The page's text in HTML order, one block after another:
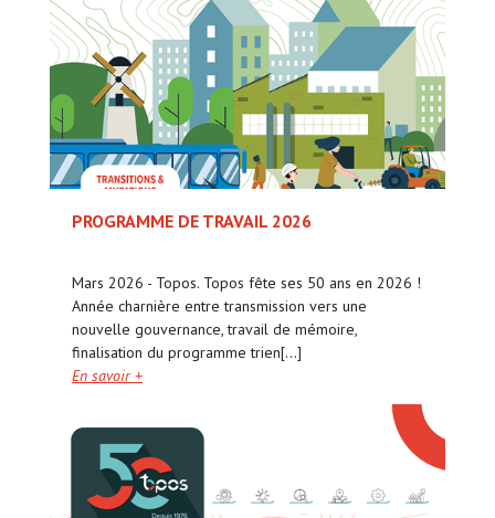
PROGRAMME DE TRAVAIL 2026
Mars 2026 - Topos. Topos fête ses 50 ans en 2026 !
Année charnière entre transmission vers une
nouvelle gouvernance, travail de mémoire,
finalisation du programme trien[...]
En savoir +